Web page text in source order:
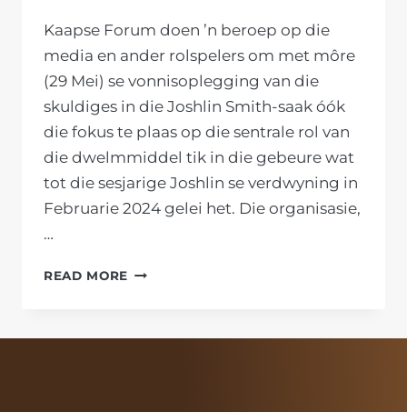
Kaapse Forum doen ’n beroep op die
media en ander rolspelers om met môre
(29 Mei) se vonnisoplegging van die
skuldiges in die Joshlin Smith-saak óók
die fokus te plaas op die sentrale rol van
die dwelmmiddel tik in die gebeure wat
tot die sesjarige Joshlin se verdwyning in
Februarie 2024 gelei het. Die organisasie,
…
READ MORE VONNISOPLEGGING